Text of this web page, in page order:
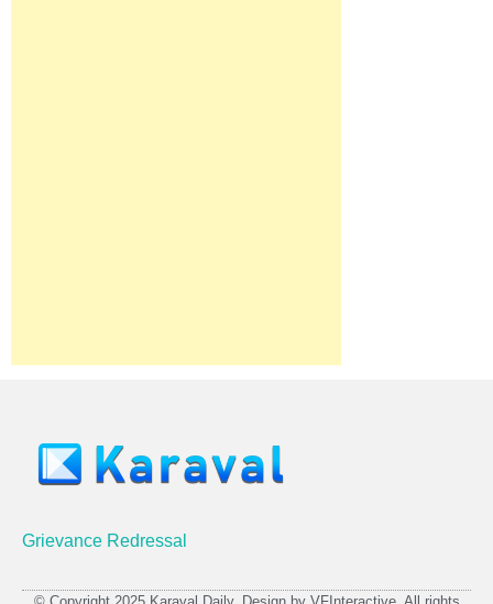
Grievance Redressal